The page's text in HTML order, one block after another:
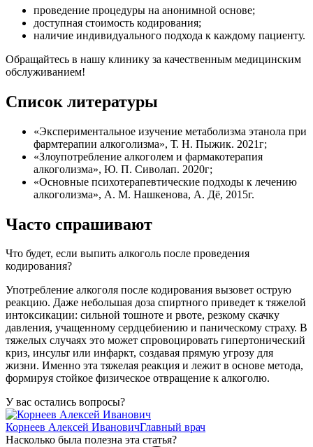
проведение процедуры на анонимной основе;
доступная стоимость кодирования;
наличие индивидуального подхода к каждому пациенту.
Обращайтесь в нашу клинику за качественным медицинским
обслуживанием!
Список литературы
«Экспериментальное изучение метаболизма этанола при
фармтерапии алкоголизма», Т. Н. Пыжик. 2021г;
«Злоупотребление алкоголем и фармакотерапия
алкоголизма», Ю. П. Сиволап. 2020г;
«Основные психотерапевтические подходы к лечению
алкоголизма», А. М. Нашкенова, А. Дё, 2015г.
Часто спрашивают
Что будет, если выпить алкоголь после проведения
кодирования?
Употребление алкоголя после кодирования вызовет острую
реакцию. Даже небольшая доза спиртного приведет к тяжелой
интоксикации: сильной тошноте и рвоте, резкому скачку
давления, учащенному сердцебиению и паническому страху. В
тяжелых случаях это может спровоцировать гипертонический
криз, инсульт или инфаркт, создавая прямую угрозу для
жизни. Именно эта тяжелая реакция и лежит в основе метода,
формируя стойкое физическое отвращение к алкоголю.
У вас остались вопросы?
Корнеев Алексей ИвановичГлавный врач
Насколько была полезна эта статья?